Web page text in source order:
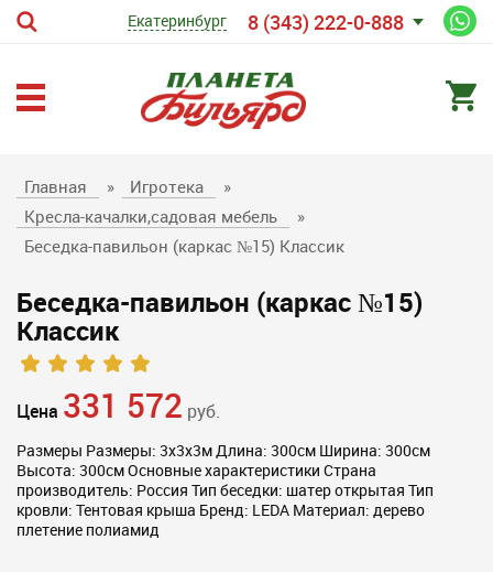
Екатеринбург 8 (343) 222-0-888
Главная » Игротека
»
Кресла-качалки,садовая мебель
»
Беседка-павильон (каркас №15) Классик
Беседка-павильон (каркас №15)
Классик
Цена 331 572 руб.
Размеры Размеры: 3х3х3м Длина: 300см Ширина: 300см
Высота: 300см Основные характеристики Страна
производитель: Россия Тип беседки: шатер открытая Тип
кровли: Тентовая крыша Бренд: LEDA Материал: дерево
плетение полиамид